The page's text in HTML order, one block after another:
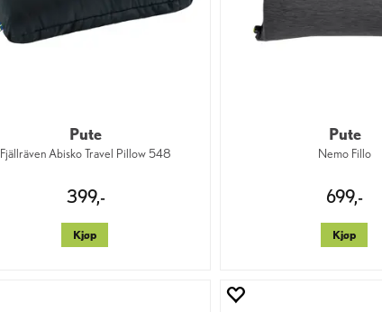
Pute
Fjällräven Abisko Travel Pillow 548
399,-
Kjøp
Pute
Nemo Fillo
699,-
Kjøp